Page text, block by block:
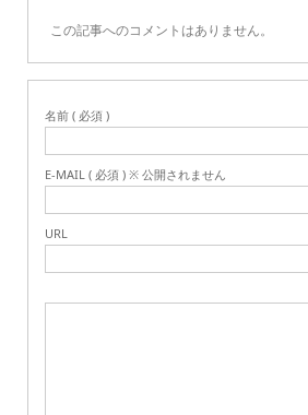
この記事へのコメントはありません。
名前 ( 必須 )
E-MAIL ( 必須 ) ※ 公開されません
URL